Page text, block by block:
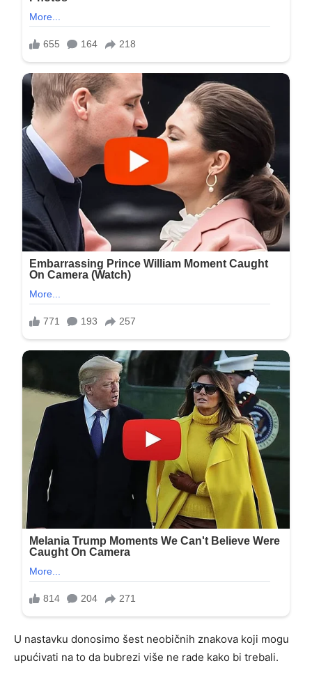
U nastavku donosimo šest neobičnih znakova koji mogu
upućivati na to da bubrezi više ne rade kako bi trebali.